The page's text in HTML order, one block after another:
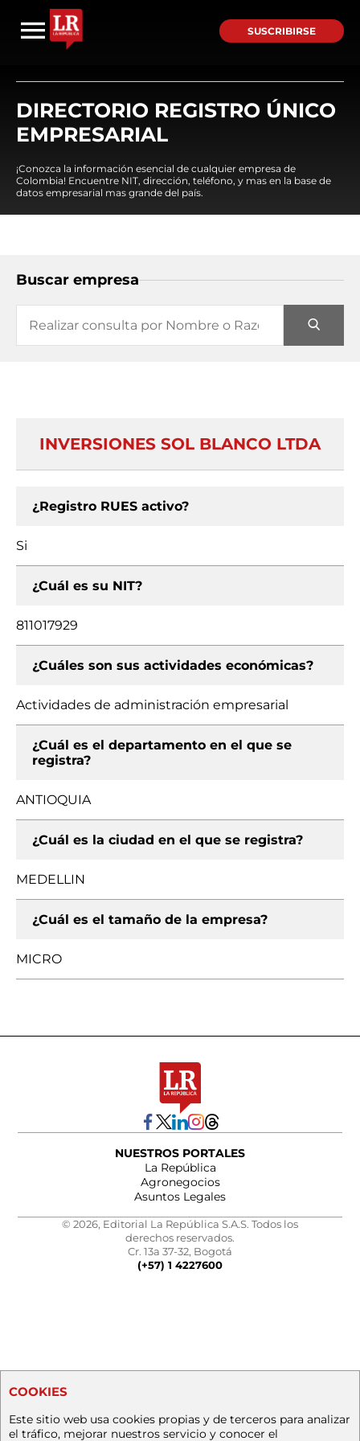
SUSCRIBIRSE
DIRECTORIO REGISTRO ÚNICO
EMPRESARIAL
¡Conozca la información esencial de cualquier empresa de
Colombia! Encuentre NIT, dirección, teléfono, y mas en la base de
datos empresarial mas grande del país.
Buscar empresa
INVERSIONES SOL BLANCO LTDA
¿Registro RUES activo?
Si
¿Cuál es su NIT?
811017929
¿Cuáles son sus actividades económicas?
Actividades de administración empresarial
¿Cuál es el departamento en el que se
registra?
ANTIOQUIA
¿Cuál es la ciudad en el que se registra?
MEDELLIN
¿Cuál es el tamaño de la empresa?
MICRO
NUESTROS PORTALES
La República
Agronegocios
Asuntos Legales
© 2026, Editorial La República S.A.S. Todos los
derechos reservados.
Cr. 13a 37-32, Bogotá
(+57) 1 4227600
COOKIES
Este sitio web usa cookies propias y de terceros para analizar
el tráfico, mejorar nuestros servicio y conocer el